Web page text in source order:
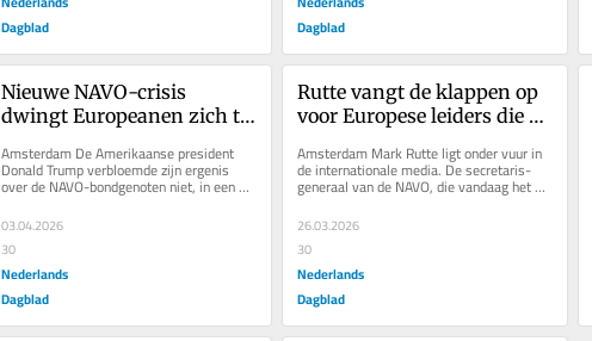
Dagblad
Dagblad
Nieuwe NAVO-crisis
dwingt Europeanen zich te
Canada nieuw raamwerk
ontwikkelen’
Amsterdam De Amerikaanse president
Donald Trump verbloemde zijn ergenis
over de NAVO-bondgenoten niet, in een
interview woensdag in de Britse...
03.04.2026
30
Nederlands
Dagblad
Rutte vangt de klappen op
voor Europese leiders die
hem eens zijn
Amsterdam Mark Rutte ligt onder vuur in
de internationale media. De secretaris-
generaal van de NAVO, die vandaag het
jaarrapport van zijn organisatie...
26.03.2026
30
Nederlands
Dagblad